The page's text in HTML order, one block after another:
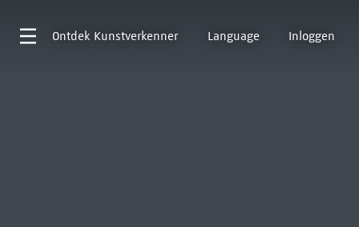
Ontdek Kunstverkenner Language Inloggen